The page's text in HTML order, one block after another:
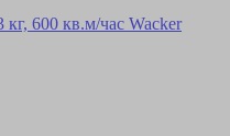
600 кв.м/час Wacker